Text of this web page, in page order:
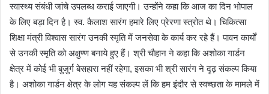
स्वास्थ्य संबंधी जांचे उपलब्ध कराई जाएगी। उन्होंने कहा कि आज का दिन भोपाल
के लिए बड़ा दिन है। स्व. कैलाश सारंग हमारे लिए प्रेरणा स्त्रोत थे। चिकित्सा
शिक्षा मंत्री विश्वास सारंग उनकी स्मृति में जनसेवा के कार्य कर रहे हैं। पावन कार्यों
से उनकी स्मृति को अक्षुण्ण बनाये हुए हैं। श्री चौहान ने कहा कि अशोका गार्डन
क्षेत्र में कोई भी बुजुर्ग बेसहारा नहीं रहेगा, इसका भी श्री सारंग ने दृढ़ संकल्प किया
है। अशोका गार्डन क्षेत्र के लोग यह संकल्प लें कि हम इंदौर से स्वच्छता के मामले में